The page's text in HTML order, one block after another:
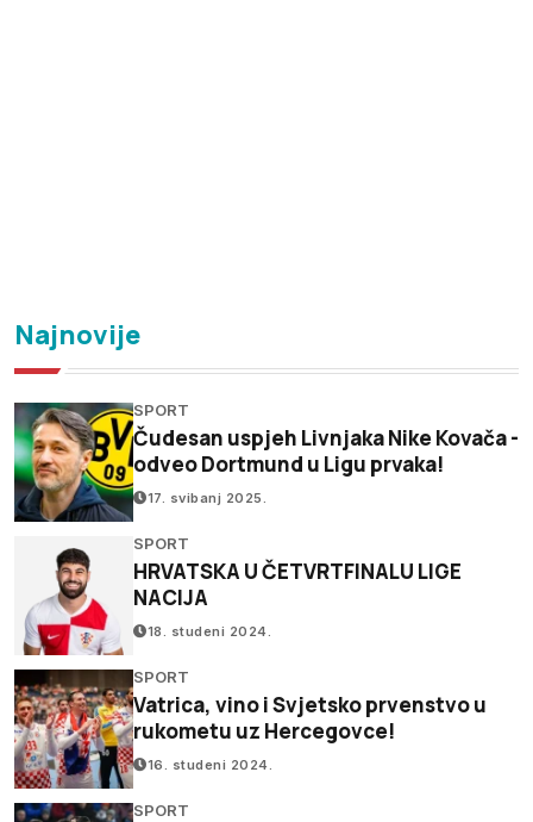
Najnovije
SPORT
Čudesan uspjeh Livnjaka Nike Kovača -
odveo Dortmund u Ligu prvaka!
17. svibanj 2025.
SPORT
HRVATSKA U ČETVRTFINALU LIGE
NACIJA
18. studeni 2024.
SPORT
Vatrica, vino i Svjetsko prvenstvo u
rukometu uz Hercegovce!
16. studeni 2024.
SPORT